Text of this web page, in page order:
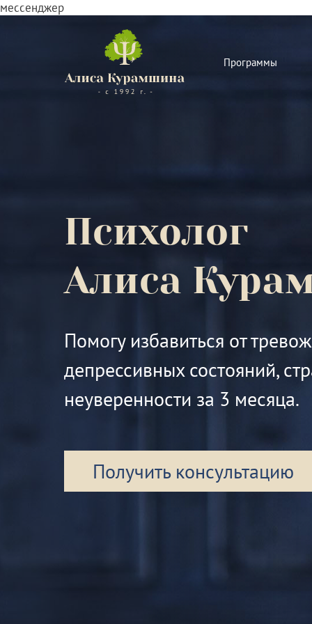
мессенджер
Программы
Психолог
Алиса
Помогу избавиться от
депрессивных состояний,
неуверенности за 3 месяца.
Получить консультацию